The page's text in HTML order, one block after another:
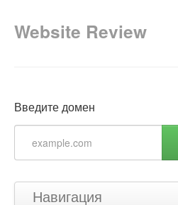
Website Review
Введите домен
Навигация